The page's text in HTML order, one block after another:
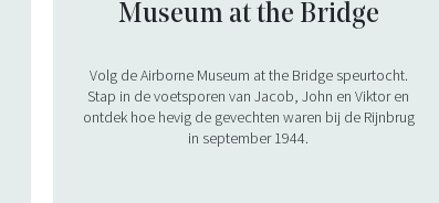
Museum at the Bridge
Volg de Airborne Museum at the Bridge speurtocht.
Stap in de voetsporen van Jacob, John en Viktor en
ontdek hoe hevig de gevechten waren bij de Rijnbrug
in september 1944.